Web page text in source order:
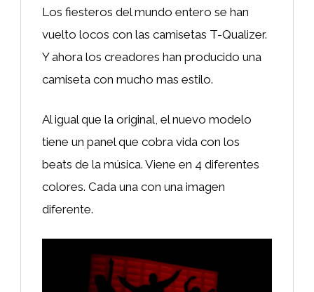
Los fiesteros del mundo entero se han
vuelto locos con las camisetas T-Qualizer.
Y ahora los creadores han producido una
camiseta con mucho mas estilo.
Al igual que la original, el nuevo modelo
tiene un panel que cobra vida con los
beats de la música. Viene en 4 diferentes
colores. Cada una con una imagen
diferente.